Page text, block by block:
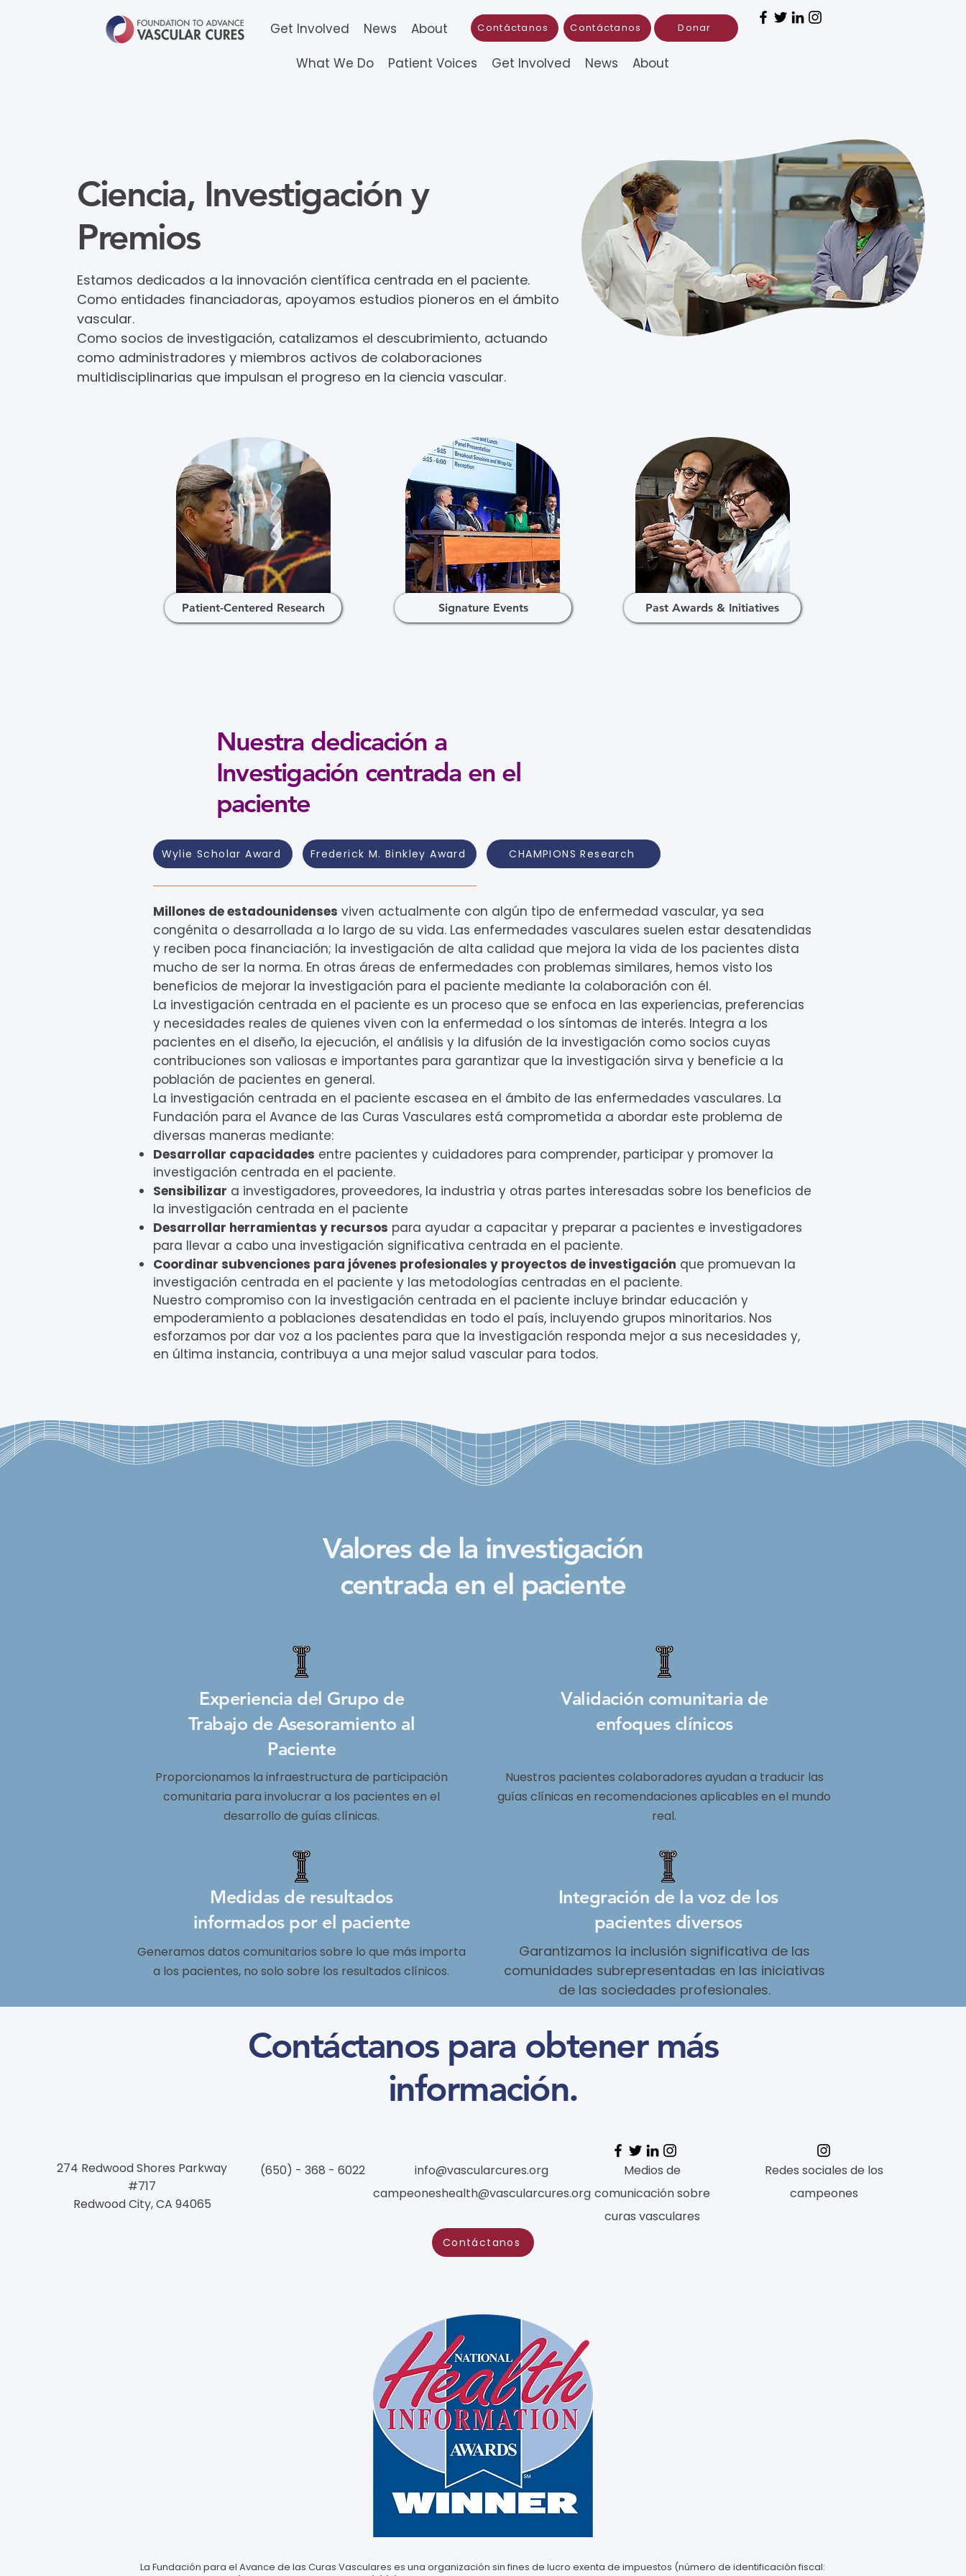
Get Involved News About Contáctanos Contáctanos Donar
What We Do Patient Voices Get Involved News About
Ciencia, Investigación y
Premios
Estamos dedicados a la innovación científica centrada en el paciente.
Como entidades financiadoras, apoyamos estudios pioneros en el ámbito
vascular.
Como socios de investigación, catalizamos el descubrimiento, actuando
como administradores y miembros activos de colaboraciones
multidisciplinarias que impulsan el progreso en la ciencia vascular.
Patient-Centered Research Signature Events Past Awards & Initiatives
Nuestra dedicación a
Investigación centrada en el
paciente
Wylie Scholar Award Frederick M. Binkley Award CHAMPIONS Research
Millones de estadounidenses viven actualmente con algún tipo de enfermedad vascular, ya sea
congénita o desarrollada a lo largo de su vida. Las enfermedades vasculares suelen estar desatendidas
y reciben poca financiación; la investigación de alta calidad que mejora la vida de los pacientes dista
mucho de ser la norma. En otras áreas de enfermedades con problemas similares, hemos visto los
beneficios de mejorar la investigación para el paciente mediante la colaboración con él.
La investigación centrada en el paciente es un proceso que se enfoca en las experiencias, preferencias
y necesidades reales de quienes viven con la enfermedad o los síntomas de interés. Integra a los
pacientes en el diseño, la ejecución, el análisis y la difusión de la investigación como socios cuyas
contribuciones son valiosas e importantes para garantizar que la investigación sirva y beneficie a la
población de pacientes en general.
La investigación centrada en el paciente escasea en el ámbito de las enfermedades vasculares. La
Fundación para el Avance de las Curas Vasculares está comprometida a abordar este problema de
diversas maneras mediante:
Desarrollar capacidades entre pacientes y cuidadores para comprender, participar y promover la
investigación centrada en el paciente.
Sensibilizar a investigadores, proveedores, la industria y otras partes interesadas sobre los beneficios de
la investigación centrada en el paciente
Desarrollar herramientas y recursos para ayudar a capacitar y preparar a pacientes e investigadores
para llevar a cabo una investigación significativa centrada en el paciente.
Coordinar subvenciones para jóvenes profesionales y proyectos de investigación que promuevan la
investigación centrada en el paciente y las metodologías centradas en el paciente.
Nuestro compromiso con la investigación centrada en el paciente incluye brindar educación y
empoderamiento a poblaciones desatendidas en todo el país, incluyendo grupos minoritarios. Nos
esforzamos por dar voz a los pacientes para que la investigación responda mejor a sus necesidades y,
en última instancia, contribuya a una mejor salud vascular para todos.
Valores de la investigación
centrada en el paciente
Experiencia del Grupo de
Trabajo de Asesoramiento al
Paciente
Proporcionamos la infraestructura de participación
comunitaria para involucrar a los pacientes en el
desarrollo de guías clínicas.
Medidas de resultados
informados por el paciente
Generamos datos comunitarios sobre lo que más importa
a los pacientes, no solo sobre los resultados clínicos.
Validación comunitaria de
enfoques clínicos
Nuestros pacientes colaboradores ayudan a traducir las
guías clínicas en recomendaciones aplicables en el mundo
real.
Integración de la voz de los
pacientes diversos
Garantizamos la inclusión significativa de las
comunidades subrepresentadas en las iniciativas
de las sociedades profesionales.
Contáctanos para obtener más
información.
274 Redwood Shores Parkway
#717
Redwood City, CA 94065
(650) - 368 - 6022
info@vascularcures.org
campeoneshealth@vascularcures.org
Contáctanos
Medios de
comunicación sobre
curas vasculares
Redes sociales de los
campeones
La Fundación para el Avance de las Curas Vasculares es una organización sin fines de lucro exenta de impuestos (número de identificación fiscal: